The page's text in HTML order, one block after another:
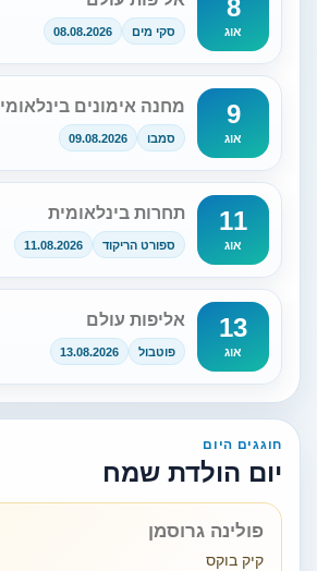
8
אוג סקי מים 08.08.2026
9
אוג
מחנה אימונים בינלאומי
סמבו 09.08.2026
11
אוג
תחרות בינלאומית
ספורט הריקוד 11.08.2026
13
אוג
אליפות עולם
פוטבול 13.08.2026
חוגגים היום
יום הולדת שמח
פולינה גרוסמן
קיק בוקס